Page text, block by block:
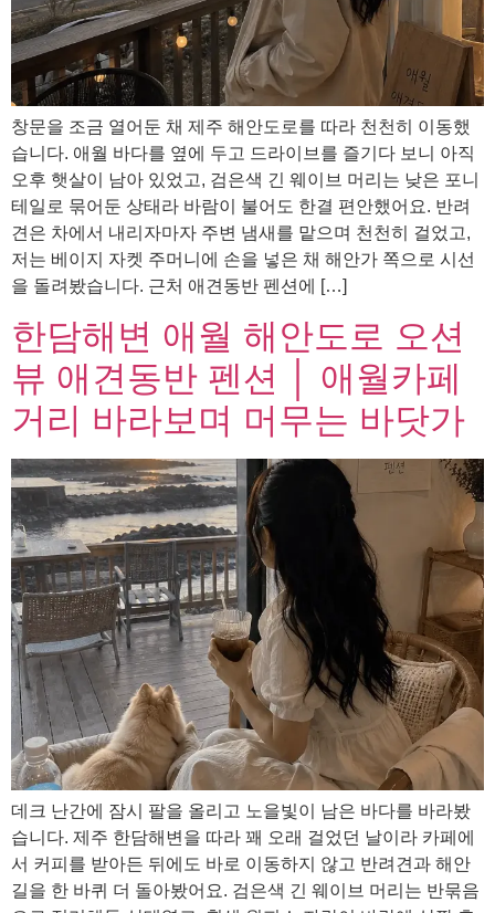
창문을 조금 열어둔 채 제주 해안도로를 따라 천천히 이동했
습니다. 애월 바다를 옆에 두고 드라이브를 즐기다 보니 아직
오후 햇살이 남아 있었고, 검은색 긴 웨이브 머리는 낮은 포니
테일로 묶어둔 상태라 바람이 불어도 한결 편안했어요. 반려
견은 차에서 내리자마자 주변 냄새를 맡으며 천천히 걸었고,
저는 베이지 자켓 주머니에 손을 넣은 채 해안가 쪽으로 시선
을 돌려봤습니다. 근처 애견동반 펜션에 […]
한담해변 애월 해안도로 오션
뷰 애견동반 펜션 │ 애월카페
거리 바라보며 머무는 바닷가
데크 난간에 잠시 팔을 올리고 노을빛이 남은 바다를 바라봤
습니다. 제주 한담해변을 따라 꽤 오래 걸었던 날이라 카페에
서 커피를 받아든 뒤에도 바로 이동하지 않고 반려견과 해안
길을 한 바퀴 더 돌아봤어요. 검은색 긴 웨이브 머리는 반묶음